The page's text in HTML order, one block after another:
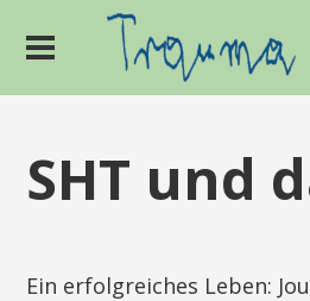
SHT und
Ein erfolgreiches Leben: